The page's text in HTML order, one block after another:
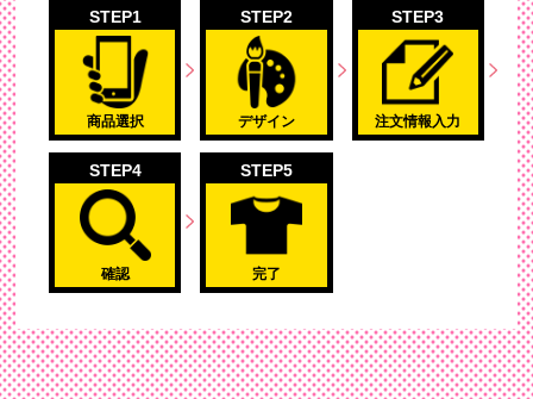
STEP1
商品選択
STEP2
デザイン
STEP3
注文情報入力
STEP4
確認
STEP5
完了